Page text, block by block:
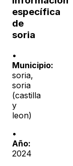
específica
de
soria
•
Municipio:
soria,
soria
(castilla
y
leon)
•
Año:
2024